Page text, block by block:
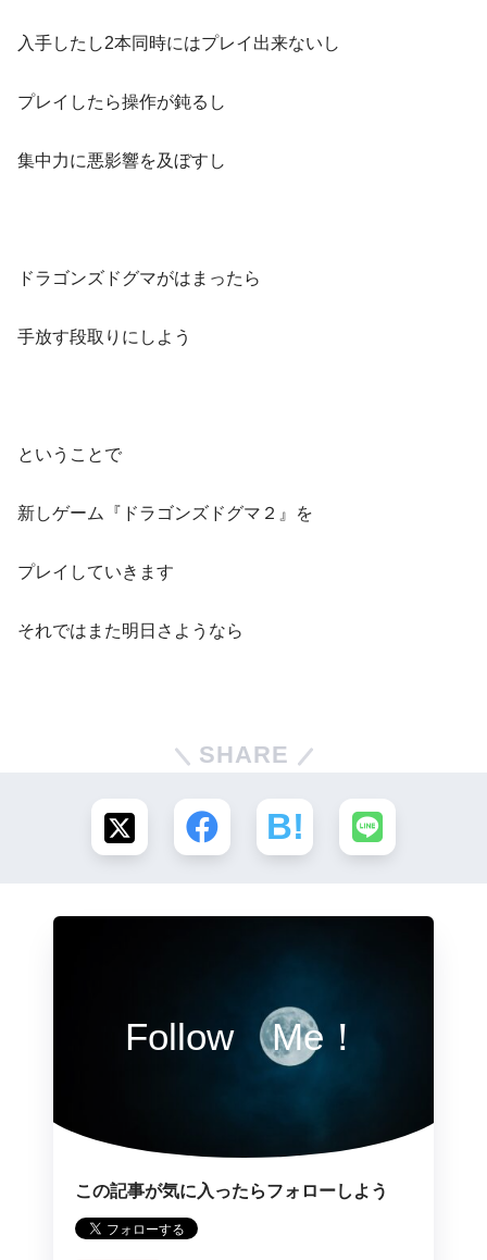
入手したし2本同時にはプレイ出来ないし
プレイしたら操作が鈍るし
集中力に悪影響を及ぼすし
ドラゴンズドグマがはまったら
手放す段取りにしよう
ということで
新しゲーム『ドラゴンズドグマ２』を
プレイしていきます
それではまた明日さようなら
SHARE
Follow Me！
この記事が気に入ったらフォローしよう